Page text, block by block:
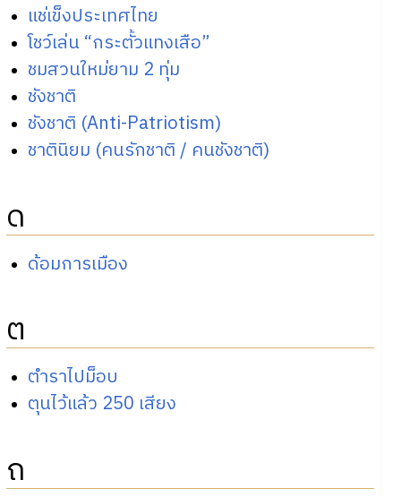
แช่เข็งประเทศไทย
โชว์เล่น “กระตั้วแทงเสือ”
ชมสวนใหม่ยาม 2 ทุ่ม
ชังชาติ
ชังชาติ (Anti-Patriotism)
ชาตินิยม (คนรักชาติ / คนชังชาติ)
ด
ด้อมการเมือง
ต
ตำราไปม็อบ
ตุนไว้แล้ว 250 เสียง
ถ